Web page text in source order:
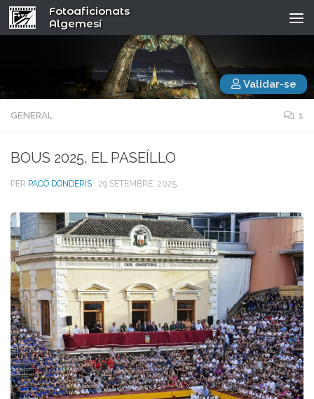
Fotoaficionats
Algemesí
Validar-se
GENERAL 1
BOUS 2025, EL PASEÍLLO
PER PACO DONDERIS · 29 SETEMBRE, 2025